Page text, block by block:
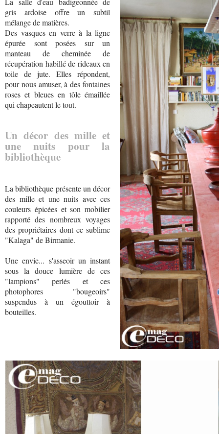
gris ardoise offre un subtil
mélange de matières.
Des vasques en verre à la ligne
épurée sont posées sur un
manteau de cheminée de
récupération habillé de rideaux en
toile de jute. Elles répondent,
pour nous amuser, à des fontaines
roses et bleues en tôle émaillée
qui chapeautent le tout.
Un décor des mille et
une nuits pour la
bibliothèque
La bibliothèque présente un décor
des mille et une nuits avec ces
couleurs épicées et son mobilier
rapporté des nombreux voyages
des propriétaires dont ce sublime
"Kalaga" de Birmanie.
Une envie... s'asseoir un instant
sous la douce lumière de ces
"lampions" perlés et ces
photophores "bougeoirs"
suspendus à un égouttoir à
bouteilles.